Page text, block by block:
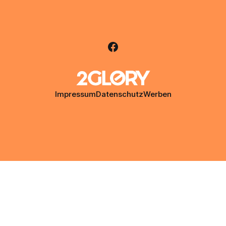
ImpressumDatenschutzWerben